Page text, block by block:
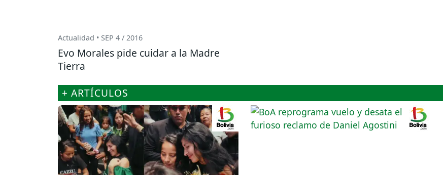
Actualidad • SEP 4 / 2016
Evo Morales pide cuidar a la Madre
Tierra
+ ARTÍCULOS